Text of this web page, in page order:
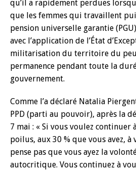
qu’il a rapidement perdues
que les femmes qui travaillent
pension universelle garantie
avec l’application de l’État
militarisation du territoire du
permanence pendant toute la
gouvernement.
Comme l’a déclaré Natalia
PPD (parti au pouvoir), après la
7 mai : « Si vous voulez continuer
poilus, aux 30 % que vous avez, à
pense pas que vous ayez la
autocritique. Vous continuez à